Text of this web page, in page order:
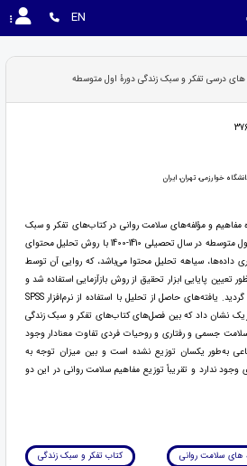
EN
های درسی تفکر و سبک زندگی دورۀ اول متوسطه
خوارزمی، تهران، ایران
و مؤلفه‌های سلامت روانی در کتاب‌های تفکر و سبک
زندگی پایه‌های هفتم و هشتم دورۀ اول متوسطه در سال تحصیلی 1410-1400 با روش تحلیل محتوای
داده‌ها، سیاهه تحلیل محتوا می‌باشد، که روایی آن توسط
تعیین پایایی ابزار تحقیق از روش بازآزمایی استفاده شد و
مقدار ضریب همبستگی 87/0 حاصل گردید. یافته‌های حاصل از تحلیل با استفاده از نرم‌افزار SPSS
نشان داد که بین فصل‌های کتاب‌های تفکر و سبک زندگی
سلامت جسمی و رفتاری و روحیات فردی تفاوت معنادار وجود
به‌طور یکسان توزیع نشده است و بین میزان توجه به
وجود ندارد و تقریباً توزیع مفاهیم سلامت روانی در این دو
های سلامت روانی
کتاب تفکر و سبک زندگی